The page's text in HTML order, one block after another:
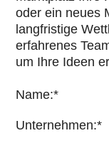
oder ein neues
langfristige
erfahrenes
um Ihre Ideen
Name:*
Unternehmen:*